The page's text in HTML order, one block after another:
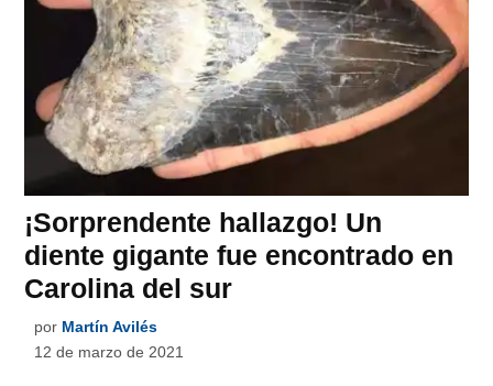
¡Sorprendente hallazgo! Un
diente gigante fue encontrado en
Carolina del sur
por Martín Avilés
12 de marzo de 2021